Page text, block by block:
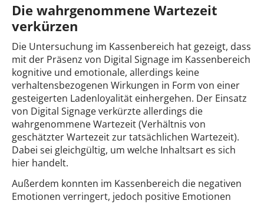
Die wahrgenommene Wartezeit
verkürzen
Die Untersuchung im Kassenbereich hat gezeigt, dass
mit der Präsenz von Digital Signage im Kassenbereich
kognitive und emotionale, allerdings keine
verhaltensbezogenen Wirkungen in Form von einer
gesteigerten Ladenloyalität einhergehen. Der Einsatz
von Digital Signage verkürzte allerdings die
wahrgenommene Wartezeit (Verhältnis von
geschätzter Wartezeit zur tatsächlichen Wartezeit).
Dabei sei gleichgültig, um welche Inhaltsart es sich
hier handelt.
Außerdem konnten im Kassenbereich die negativen
Emotionen verringert, jedoch positive Emotionen